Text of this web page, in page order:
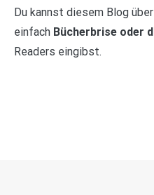
Du kannst diesem Blog
einfach Bücherbrise oder
Readers eingibst.